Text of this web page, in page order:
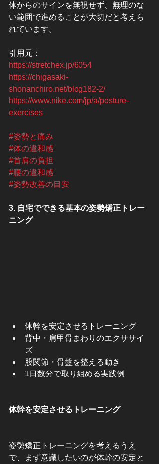
体からのサインを無視せず、無理のな
い範囲で進めることが大切だと考えら
れています。
引用元：
https://stretchex.jp/6054
https://chigasaki-
shonanchiro.net/blog182-2/
https://www.nike.com/jp/a/posture-
exercises
#姿勢と痛み
#体の違和感
#首肩の負担
#腰の違和感
#姿勢改善の目安
3. 自宅でできる基本の姿勢矯正トレー
ニング
体幹を安定させるトレーニング
背中・肩甲骨まわりのエクササイ
ズ
股関節・骨盤を整える動き
1日数分で取り組める実践例
体幹を安定させるトレーニング
姿勢矯正トレーニングを考えるうえ
で、まず意識したいのが体幹の安定と